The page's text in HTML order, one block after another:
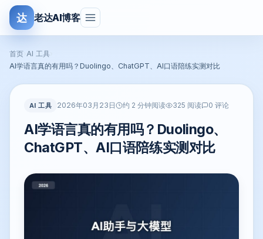
达 老达AI博客
首页 AI 工具
AI学语言真的有用吗？Duolingo、ChatGPT、AI口语陪练实测对比
AI 工具 2026年03月23日 约 2 分钟阅读 325 阅读 0 评论
AI学语言真的有用吗？Duolingo、
ChatGPT、AI口语陪练实测对比